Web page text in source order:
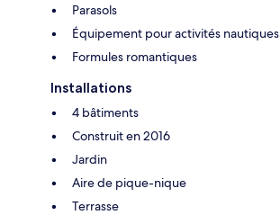
Parasols
Équipement pour activités nautiques
Formules romantiques
Installations
4 bâtiments
Construit en 2016
Jardin
Aire de pique-nique
Terrasse